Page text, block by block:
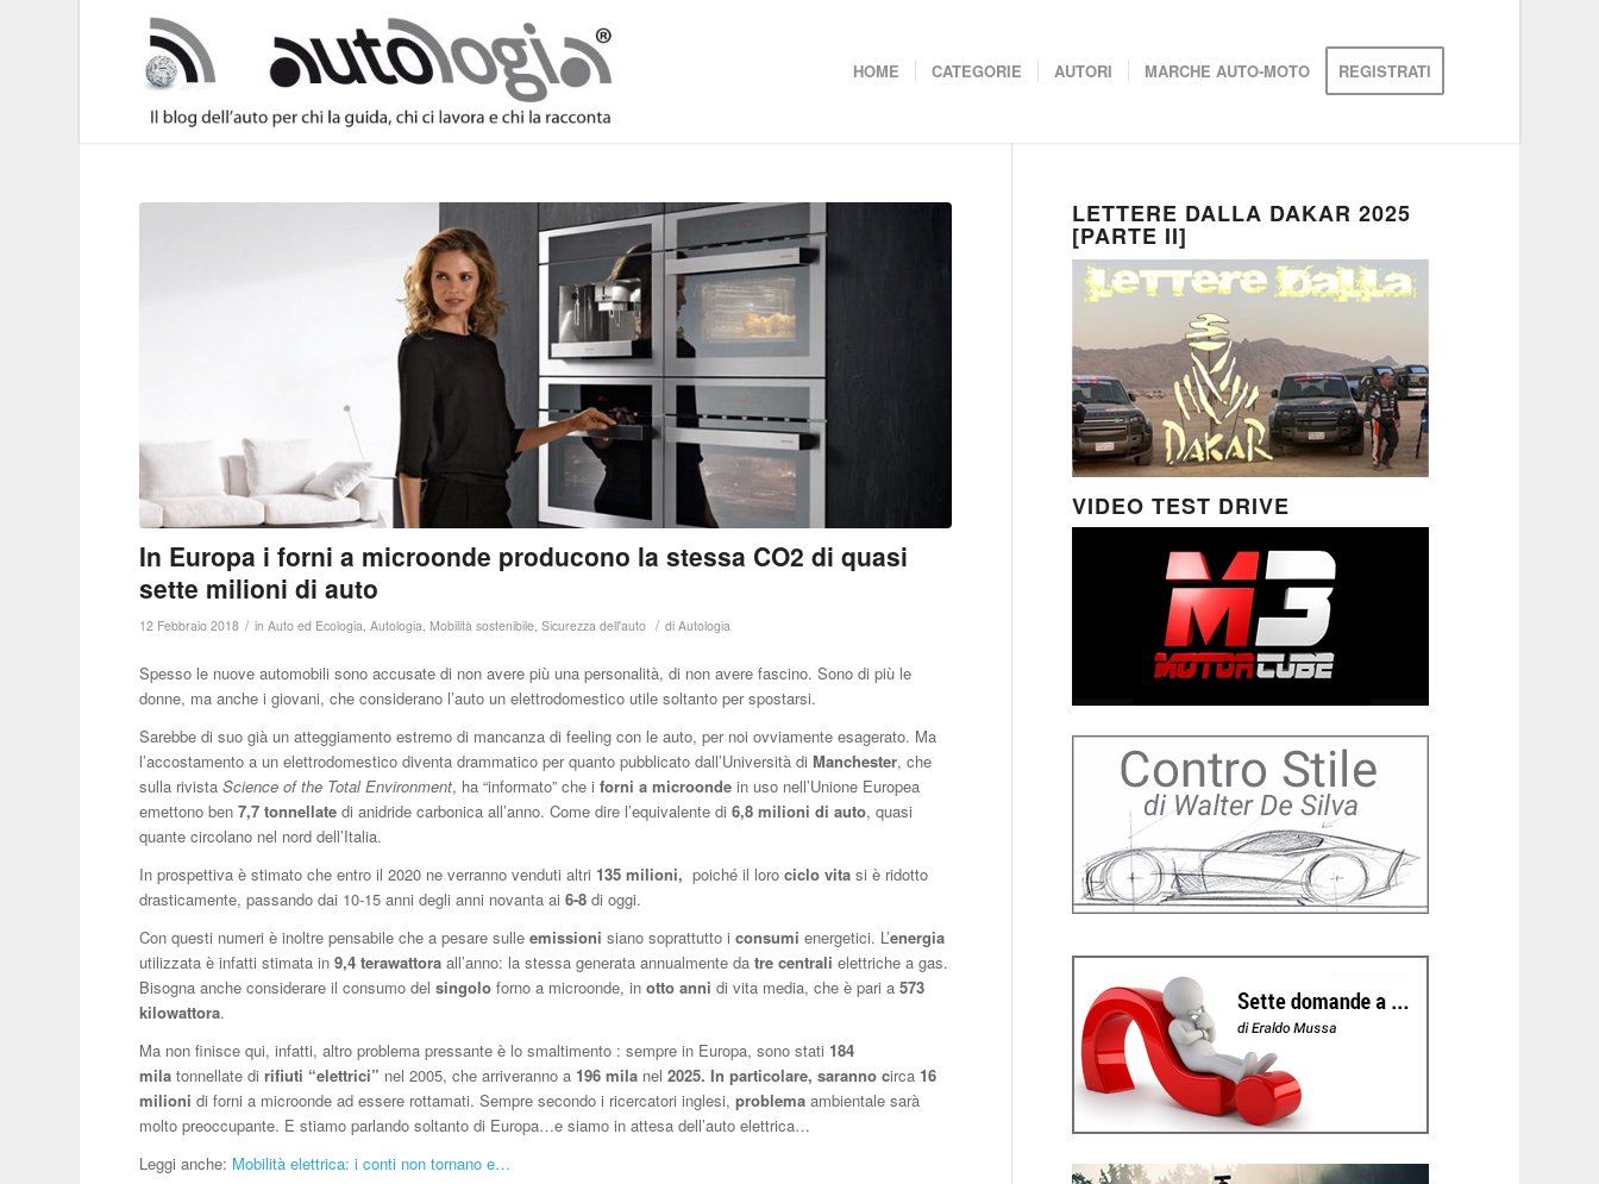
HOME CATEGORIE AUTORI MARCHE AUTO-MOTO REGISTRATI
In Europa i forni a microonde producono la stessa CO2 di quasi
sette milioni di auto
12 Febbraio 2018 / inAuto ed Ecologia ,Autologia ,Mobilità sostenibile ,Sicurezza dell'auto / diAutologia
Spesso le nuove automobili sono accusate di non avere più una personalità, di non avere fascino. Sono di più le
donne, ma anche i giovani, che considerano l’auto un elettrodomestico utile soltanto per spostarsi.
Sarebbe di suo già un atteggiamento estremo di mancanza di feeling con le auto, per noi ovviamente esagerato. Ma
l’accostamento a un elettrodomestico diventa drammatico per quanto pubblicato dall’Università diManchester, che
sulla rivistaScience of the Total Environment, ha “informato” che iforni a microonde in uso nell’Unione Europea
emettono ben 7,7 tonnellate di anidride carbonica all’anno. Come dire l’equivalente di6,8 milioni di auto, quasi
quante circolano nel nord dell’Italia.
In prospettiva è stimato che entro il 2020 ne verranno venduti altri 135 milioni, poiché il lorociclo vita si è ridotto
drasticamente, passando dai 10-15 anni degli anni novanta ai6-8 di oggi.
Con questi numeri è inoltre pensabile che a pesare sulleemissioni siano soprattutto iconsumi energetici. L’energia
utilizzata è infatti stimata in9,4 terawattora all’anno: la stessa generata annualmente da tre centrali elettriche a gas.
Bisogna anche considerare il consumo delsingolo forno a microonde, inotto anni di vita media, che è pari a573
kilowattora.
Ma non finisce qui, infatti, altro problema pressante è lo smaltimento : sempre in Europa, sono stati 184
mila tonnellate dirifiuti “elettrici” nel 2005, che arriveranno a 196 mila nel2025. In particolare, saranno circa 16
milioni di forni a microonde ad essere rottamati. Sempre secondo i ricercatori inglesi,problema ambientale sarà
molto preoccupante. E stiamo parlando soltanto di Europa…e siamo in attesa dell’auto elettrica…
Leggi anche: Mobilità elettrica: i conti non tornano e…
LETTERE DALLA DAKAR 2025
[PARTE II]
VIDEO TEST DRIVE